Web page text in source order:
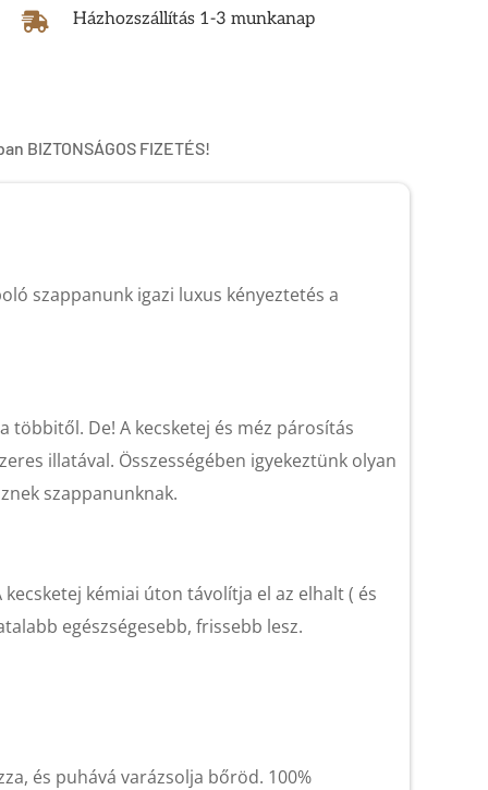
 Házhozszállítás 1-3 munkanap
BIZTONSÁGOS FIZETÉS!
szappanunk igazi luxus kényeztetés a
többitől. De! A kecsketej és méz párosítás
illatával. Összességében igyekeztünk olyan
szappanunknak.
kémiai úton távolítja el az elhalt ( és
egészségesebb, frissebb lesz.
és puhává varázsolja bőröd. 100%